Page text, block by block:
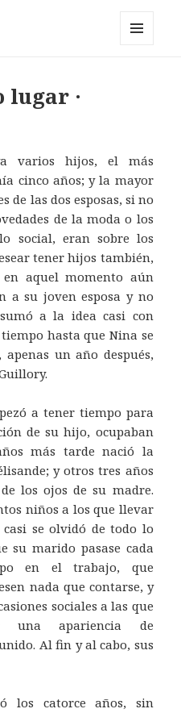
·
varios hijos, el más
cinco años; y la mayor
de las dos esposas, si no
de la moda o los
social, eran sobre los
tener hijos también,
aquel momento aún
a su joven esposa y no
a la idea casi con
hasta que Nina se
un año después,
a tener tiempo para
de su hijo, ocupaban
más tarde nació la
y otros tres años
los ojos de su madre.
niños a los que llevar
se olvidó de todo lo
su marido pasase cada
en el trabajo, que
nada que contarse, y
sociales a las que
una apariencia de
Al fin y al cabo, sus
los catorce años, sin